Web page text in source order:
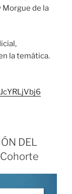
Morgue de la
la temática.
DEL
Cohorte